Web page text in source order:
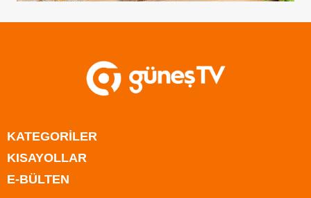
KATEGORİLER
Anasayfa
Kıbrıs
KISAYOLLAR
E-BÜLTEN